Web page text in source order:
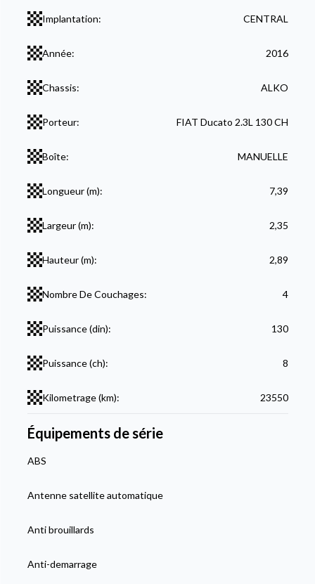
Implantation: CENTRAL
Année: 2016
Chassis: ALKO
Porteur: FIAT Ducato 2.3L 130 CH
Boîte: MANUELLE
Longueur (m): 7,39
Largeur (m): 2,35
Hauteur (m): 2,89
Nombre De Couchages: 4
Puissance (din): 130
Puissance (ch): 8
Kilometrage (km): 23550
Équipements de série
ABS
Antenne satellite automatique
Anti brouillards
Anti-demarrage